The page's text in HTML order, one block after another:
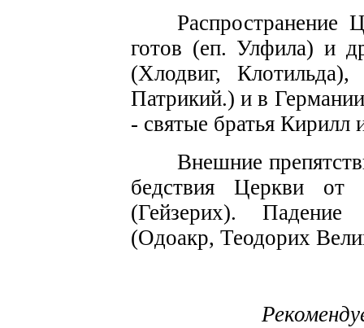
Распространение
готов (еп. Улфила) и
(Хлодвиг,
Патрикий.) и в
- святые братья Кирилл
Внешние
бедствия Церкви
(Гейзерих). Падение
(Одоакр, Теодорих